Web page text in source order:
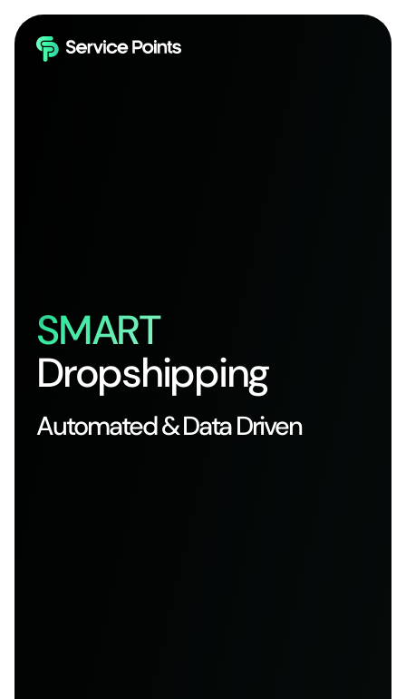
SMART
Dropshipping
Automated & Data Driven